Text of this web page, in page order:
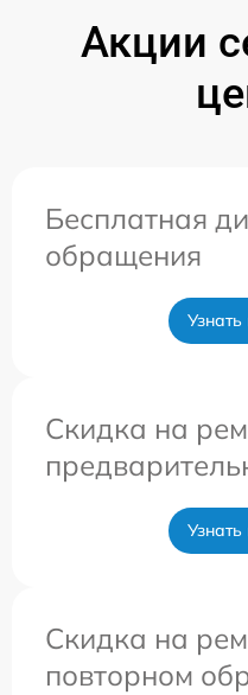
Акции
Бесплатная
обращения
Скидка на
Скидка на
повторном